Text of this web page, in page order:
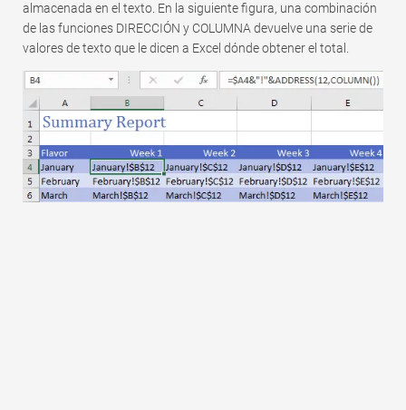
almacenada en el texto. En la siguiente figura, una combinación
de las funciones DIRECCIÓN y COLUMNA devuelve una serie de
valores de texto que le dicen a Excel dónde obtener el total.